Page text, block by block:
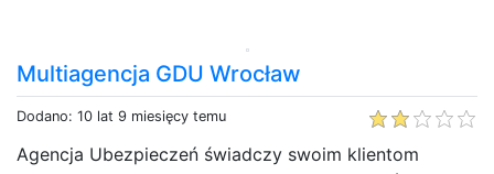
Multiagencja GDU Wrocław
Dodano: 10 lat 9 miesięcy temu
Agencja Ubezpieczeń świadczy swoim klientom